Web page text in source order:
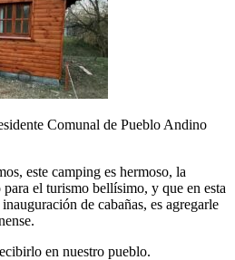
Comunal de Pueblo Andino
este camping es hermoso, la
el turismo bellísimo, y que en esta
de cabañas, es agregarle
en nuestro pueblo.